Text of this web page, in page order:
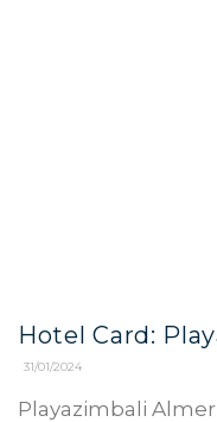
Hotel Card:
31/01/2024
Playazimbali